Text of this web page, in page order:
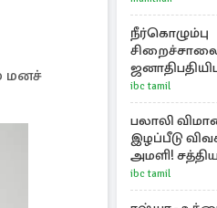
மனச்
ராசிகள்!
நீர்கொழும்பு
அறிக்கை
ibc tamil
பலாலி
இழப்பீடு
அமளி!
கடதாசியில்
ibc tamil